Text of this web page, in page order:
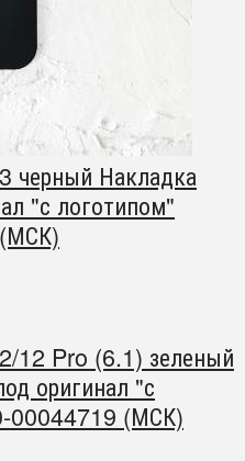
черный Накладка
"с логотипом"
12 Pro (6.1) зеленый
оригинал "с
00044719 (МСК)